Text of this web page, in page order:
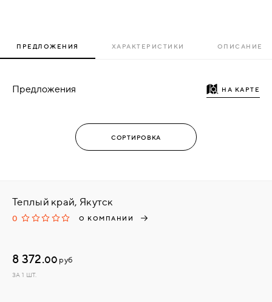
ПРЕДЛОЖЕНИЯ ХАРАКТЕРИСТИКИ ОПИСАНИЕ
Предложения НА КАРТЕ
Теплый край, Якутск
0 О КОМПАНИИ
8 372.00 руб
ЗА 1 ШТ.